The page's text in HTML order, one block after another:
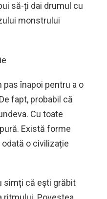
să-ți dai drumul cu
monstrului
înapoi pentru a o
fapt, probabil că
Cu toate
Există forme
o civilizație
simți că ești grăbit